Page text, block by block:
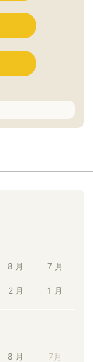
8 月 7 月
2 月 1 月
8 月 7月